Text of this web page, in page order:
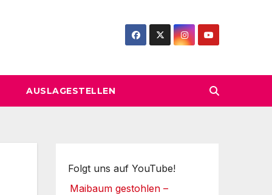
AUSLAGESTELLEN
Folgt uns auf YouTube!
Maibaum gestohlen –